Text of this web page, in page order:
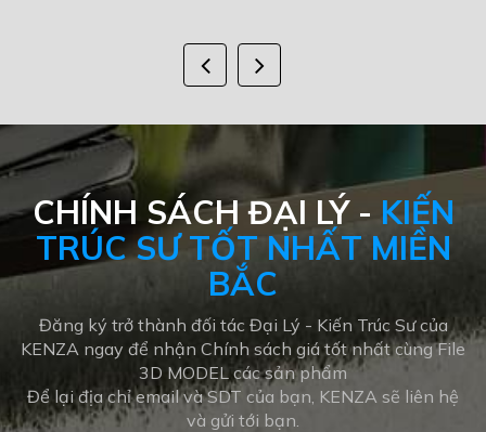
CHÍNH SÁCH ĐẠI LÝ - KIẾN
TRÚC SƯ TỐT NHẤT MIỀN
BẮC
Đăng ký trở thành đối tác Đại Lý - Kiến Trúc Sư của
KENZA ngay để nhận Chính sách giá tốt nhất cùng File
3D MODEL các sản phẩm
Để lại địa chỉ email và SDT của bạn, KENZA sẽ liên hệ
và gửi tới bạn.